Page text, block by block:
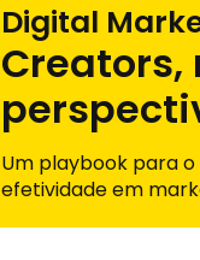
Digital
Um playbook para
efetividade em